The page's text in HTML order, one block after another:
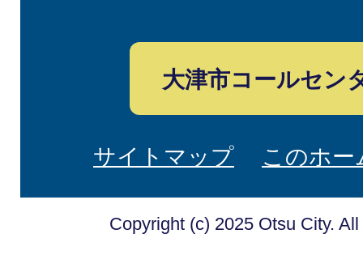
大津市コールセン
サイトマップ このホ
Copyright (c) 2025 Otsu City.